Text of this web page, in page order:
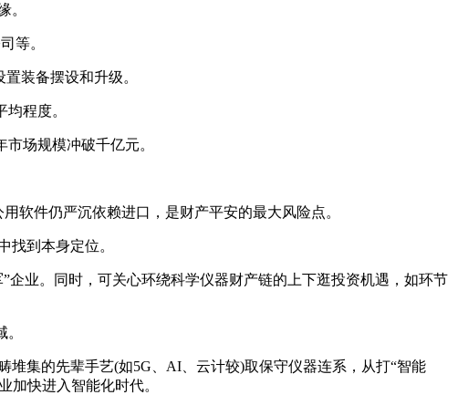
。
等。
装备摆设和升级。
程度。
场规模冲破千亿元。
件仍严沉依赖进口，是财产平安的最大风险点。
到本身定位。
业。同时，可关心环绕科学仪器财产链的上下逛投资机遇，如环节
集的先辈手艺(如5G、AI、云计较)取保守仪器连系，从打“智能
加快进入智能化时代。